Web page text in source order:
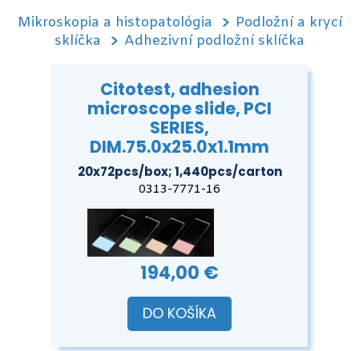
Mikroskopia a histopatológia
Podložní a krycí
sklíčka
Adhezivní podložní sklíčka
Citotest, adhesion
microscope slide, PCI
SERIES,
DIM.75.0x25.0x1.1mm
20x72pcs/box; 1,440pcs/carton
0313-7771-16
194,00 €
DO KOŠÍKA